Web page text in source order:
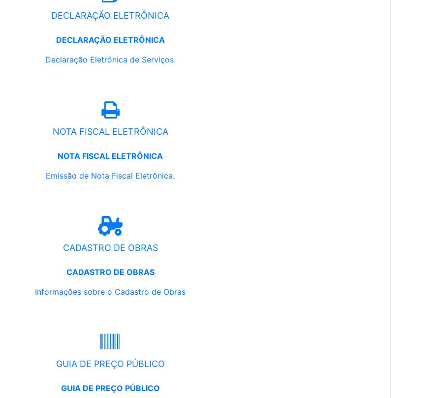
DECLARAÇÃO ELETRÔNICA
DECLARAÇÃO ELETRÔNICA
Declaração Eletrônica de Serviços.
NOTA FISCAL ELETRÔNICA
NOTA FISCAL ELETRÔNICA
Emissão de Nota Fiscal Eletrônica.
CADASTRO DE OBRAS
CADASTRO DE OBRAS
Informações sobre o Cadastro de Obras
GUIA DE PREÇO PÚBLICO
GUIA DE PREÇO PÚBLICO